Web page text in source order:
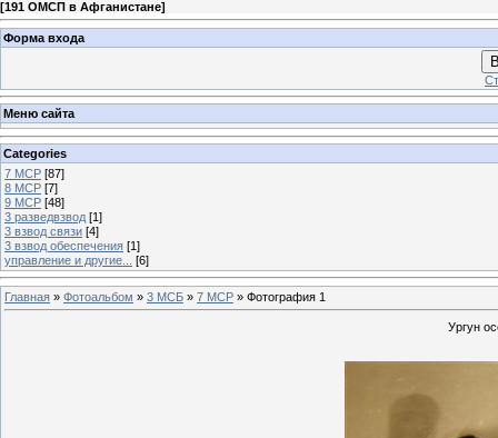
[191 ОМСП в Афганистане]
Форма входа
Меню сайта
Categories
7 МСР [87]
8 МСР [7]
9 МСР [48]
3 разведвзвод [1]
3 взвод связи [4]
3 взвод обеспечения [1]
управление и другие...
[6]
Главная » Фотоальбом » 3 МСБ » 7 МСР » Фотография 1
Ургун